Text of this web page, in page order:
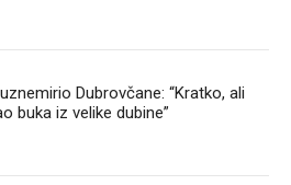
Dubrovčane: “Kratko, ali
buka iz velike dubine”